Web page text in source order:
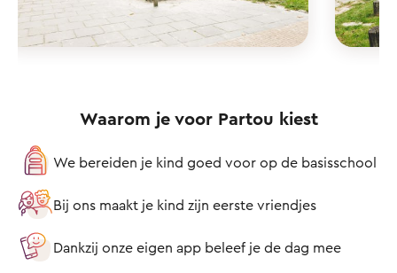
Waarom je voor Partou kiest
We bereiden je kind goed voor op de basisschool
Bij ons maakt je kind zijn eerste vriendjes
Dankzij onze eigen app beleef je de dag mee